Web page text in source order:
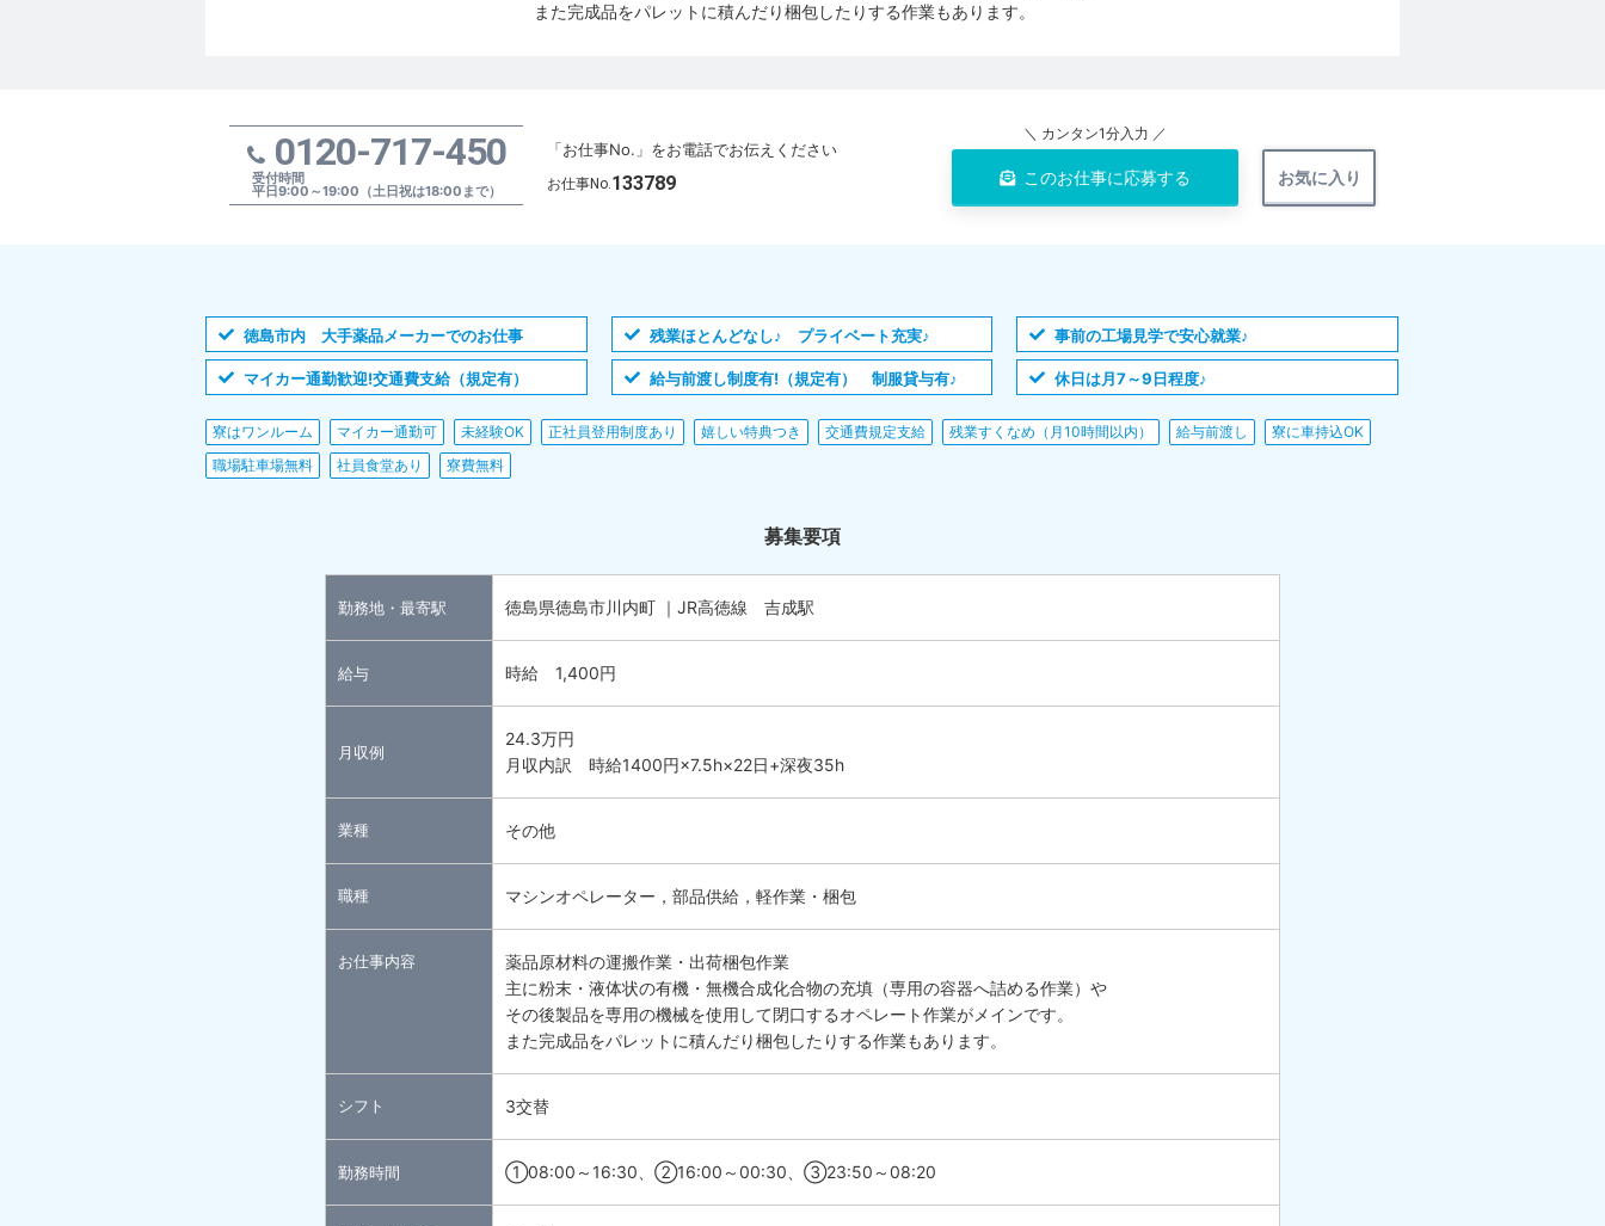
また完成品をパレットに積んだり梱包したりする作業もあります。
0120-717-450
受付時間
平日9:00～19:00（土日祝は18:00まで）
「お仕事No.」をお電話でお伝えください
お仕事No. 133789
＼ カンタン1分入力 ／
このお仕事に応募する お気に入り
徳島市内 大手薬品メーカーでのお仕事 残業ほとんどなし♪ プライベート充実♪ 事前の工場見学で安心就業♪
マイカー通勤歓迎!交通費支給（規定有） 給与前渡し制度有!（規定有） 制服貸与有♪ 休日は月7～9日程度♪
寮はワンルーム マイカー通勤可 未経験OK 正社員登用制度あり 嬉しい特典つき 交通費規定支給 残業すくなめ（月10時間以内） 給与前渡し
寮に車持込OK
職場駐車場無料
社員食堂あり 寮費無料
募集要項
勤務地・最寄駅 徳島県徳島市川内町 ｜JR高徳線 吉成駅
給与 時給 1,400円
月収例
24.3万円
月収内訳 時給1400円×7.5h×22日+深夜35h
業種 その他
職種 マシンオペレーター，部品供給，軽作業・梱包
お仕事内容
薬品原材料の運搬作業・出荷梱包作業
主に粉末・液体状の有機・無機合成化合物の充填（専用の容器へ詰める作業）や
その後製品を専用の機械を使用して閉口するオペレート作業がメインです。
また完成品をパレットに積んだり梱包したりする作業もあります。
シフト 3交替
勤務時間 ①08:00～16:30、②16:00～00:30、③23:50～08:20